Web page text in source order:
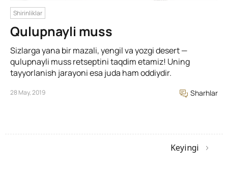
Shirinliklar
Qulupnayli muss
Sizlarga yana bir mazali, yengil va yozgi desert —
qulupnayli muss retseptini taqdim etamiz! Uning
tayyorlanish jarayoni esa juda ham oddiydir.
28 May, 2019 Sharhlar
Keyingi